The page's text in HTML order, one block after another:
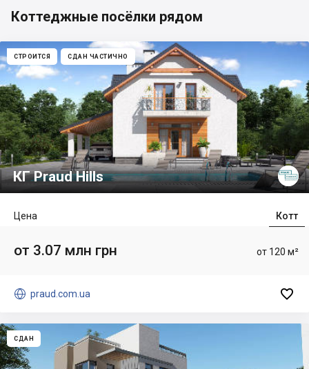
Коттеджные посёлки рядом
СТРОИТСЯ СДАН ЧАСТИЧНО
КГ Praud Hills
Котт
Цена
от 120 м²
от 3.07 млн грн
 praud.com.ua 
СДАН